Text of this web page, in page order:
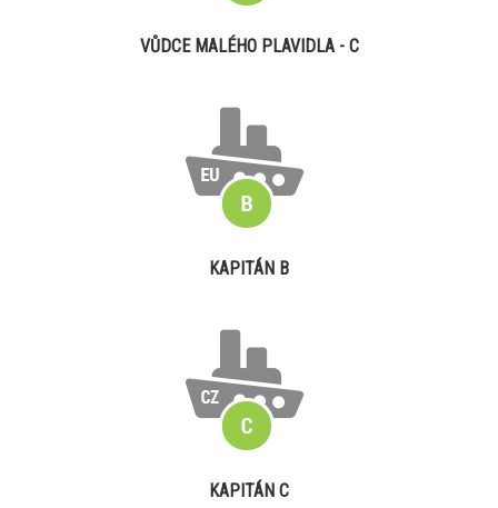
VŮDCE MALÉHO PLAVIDLA - C
KAPITÁN B
KAPITÁN C